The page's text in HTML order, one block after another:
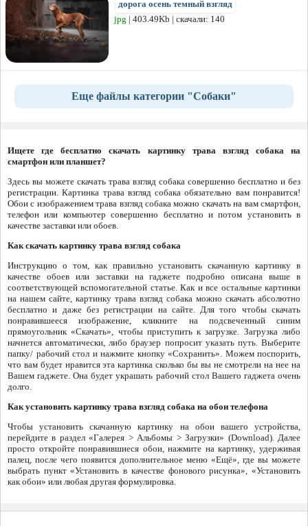
дорога осень темный взгляд
jpg | 403.49Kb | скачали: 140
Еще файлы категории "Собаки"
Ищете где бесплатно скачать картинку трава взгляд собака на
смартфон или планшет?
Здесь вы можете скачать трава взгляд собака совершенно бесплатно и без
регистрации. Картинка трава взгляд собака обязательно вам понравится!
Обои с изображением трава взгляд собака можно скачать на вам смартфон,
телефон или компьютер совершенно бесплатно и потом установить в
качестве заставки или обоев.
Как скачать картинку трава взгляд собака
Инструкцию о том, как правильно установить скачанную картинку в
качестве обоев или заставки на гаджете подробно описана выше в
соответствующей вспомогательной статье. Как и все остальные картинки
на нашем сайте, картинку трава взгляд собака можно скачать абсолютно
бесплатно и даже без регистрации на сайте. Для того чтобы скачать
понравившееся изображение, кликните на подсвеченный синим
прямоугольник «Скачать», чтобы приступить к загрузке. Загрузка либо
начнется автоматически, либо браузер попросит указать путь. Выберите
папку/ рабочий стол и нажмите кнопку «Сохранить». Можем поспорить,
что вам будет нравится эта картинка сколько бы вы не смотрели на нее на
Вашем гаджете. Она будет украшать рабочий стол Вашего гаджета очень
долго.
Как установить картинку трава взгляд собака на обои телефона
Чтобы установить скачанную картинку на обои вашего устройства,
перейдите в раздел «Галерея > Альбомы > Загрузки» (Download). Далее
просто откройте понравившиеся обои, нажмите на картинку, удерживая
палец, после чего появится дополнительное меню «Ещё», где вы можете
выбрать пункт «Установить в качестве фонового рисунка», «Установить
как обои» или любая другая формулировка.